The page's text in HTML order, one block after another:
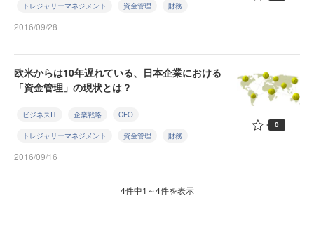
トレジャリーマネジメント 資金管理 財務
2016/09/28
欧米からは10年遅れている、日本企業における
「資金管理」の現状とは？
ビジネスIT 企業戦略 CFO
トレジャリーマネジメント 資金管理 財務
2016/09/16
0
4件中1～4件を表示